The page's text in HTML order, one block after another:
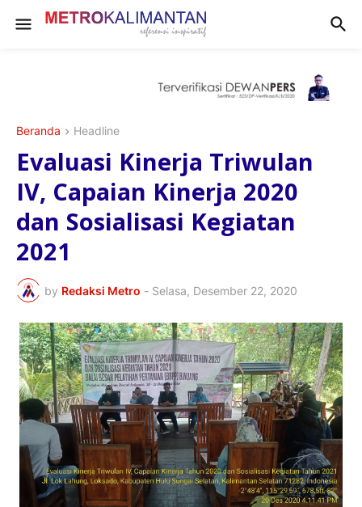
Beranda Headline
Evaluasi Kinerja Triwulan
IV, Capaian Kinerja 2020
dan Sosialisasi Kegiatan
2021
by Redaksi Metro - Selasa, Desember 22, 2020